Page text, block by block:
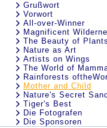
Grußwort
Vorwort
All-over-Winner
Magnificent
The Beauty of Plants
Nature as Art
Artists on Wings
The World of
Rainforests
Mother and Child
Nature's Secret Sand
Tiger's Best
Die Fotografen
Die Sponsoren